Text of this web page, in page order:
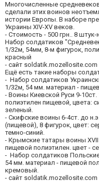
Многочисленные
сделали этих воинов
истории Европы. В наборе
Украины XIV-XV веков.
- Стоимость - 500 грн.. 8 штук-
Набор солдатиков
1/32м, 54мм, 8-м фигурок,
красный
- сайт soldatik.mozellosite.com
Ещё есть такие наборы
- Набор солдатиков
1/32м, 54 мм. материал -
- Воины Киевской Руси 9-
полиэтилен пищевой, цвета:
зеленый.
- Скифские воины 6-4ст. до
(пищевой), 8 фигурок, цвет:
темно-синий.
- Крымские татары воины
пищевой полиэтилен. цвет -
- Набор солдатиков
54 мм. материал - пищевой
кремовый.
- сайт soldatik.mozellosite.com